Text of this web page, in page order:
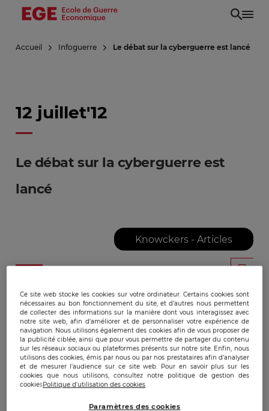
Aller
principal
Accueil Infoguerre Le débat sur la cyberguerre est lancé
12 juillet'12
Le débat sur la cyberguerre est
lancé
Knowckers - Articles
Le 28 juin dernier, la Revue de Défense Nationale
a organisé un colloque sur la cyberstratégie au
cours duquel le général d'armée Watin Augouard
de la gendarmerie a exprimé son opposition à
une vision offensive de la guerre de l’information.
Le général de corps d'armée Marc Watin-
Ce site web stocke les cookies sur votre ordinateur. Certains cookies sont
nécessaires au bon fonctionnement du site, et d’autres nous permettent
de collecter des informations sur la manière dont vous interagissez avec
notre site web, afin d’améliorer et de personnaliser votre expérience de
navigation. Nous utilisons également des cookies afin de vous proposer de
la publicité ciblée, ainsi que pour vous permettre de partager du contenu
sur les réseaux sociaux ou plateformes présents sur notre site. Enfin, nous
utilisons des cookies, émis par nous ou par nos prestataires afin d’analyser
et de mesurer l’audience sur ce site web. Pour en savoir plus sur les
cookies que nous utilisons, consultez notre politique de gestion des
cookiesPolitique d'utilisation des cookies
Paramètres des cookies